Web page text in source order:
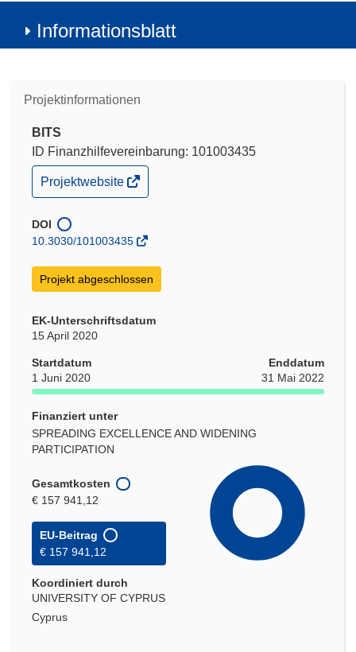
Informationsblatt
Projektinformationen
BITS
ID Finanzhilfevereinbarung: 101003435
(öffnet
in
Fenster)
Projektwebsite
DOI
10.3030/101003435
Projekt abgeschlossen
EK-Unterschriftsdatum
15 April 2020
Startdatum
1 Juni 2020
Enddatum
31 Mai 2022
Finanziert unter
SPREADING EXCELLENCE AND WIDENING
PARTICIPATION
Gesamtkosten
€ 157 941,12
EU-Beitrag
€ 157 941,12
Koordiniert durch
UNIVERSITY OF CYPRUS
Cyprus